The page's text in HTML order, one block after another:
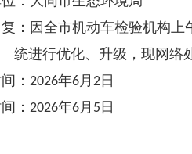
：因全市机动车检验机构
统进行优化、升级，现网络
： 2026年6月 2 日
： 2026年6月 5 日